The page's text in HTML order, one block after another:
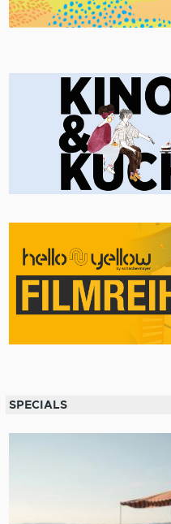
SPECIALS